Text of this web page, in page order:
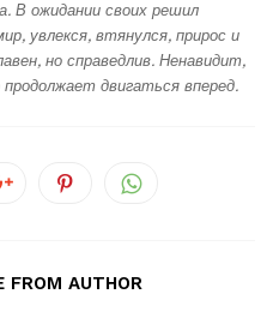
В ожидании своих решил
увлекся, втянулся, прирос и
но справедлив. Ненавидит,
двигаться вперед.
FROM AUTHOR